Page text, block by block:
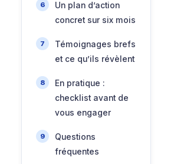
Un plan d’action
concret sur six mois
Témoignages brefs
et ce qu’ils révèlent
En pratique :
checklist avant de
vous engager
Questions
fréquentes